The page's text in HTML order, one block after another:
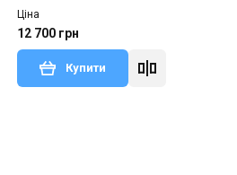
Ціна
12 700 грн
Купити